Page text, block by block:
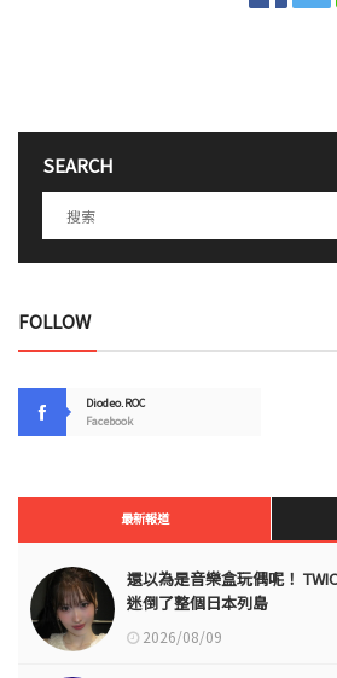
SEARCH
FOLLOW
Diodeo.ROC
Facebook
最新報道
還以為是音樂盒玩偶呢！
迷倒了整個日本列島
2026/08/09